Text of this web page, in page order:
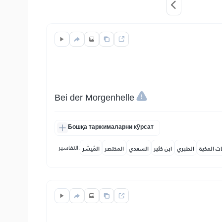
Bei der Morgenhelle
Бошқа таржималарни кўрсат
التفاسير: المُيسَّر المختصر السعدي ابن كثير الطبري المكية